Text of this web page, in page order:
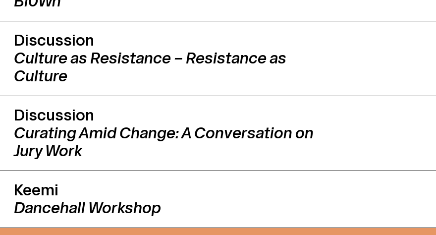
Discussion
Culture as Resistance – Resistance as
Culture
Discussion
Curating Amid Change: A Conversation on
Jury Work
Keemi
Dancehall Workshop